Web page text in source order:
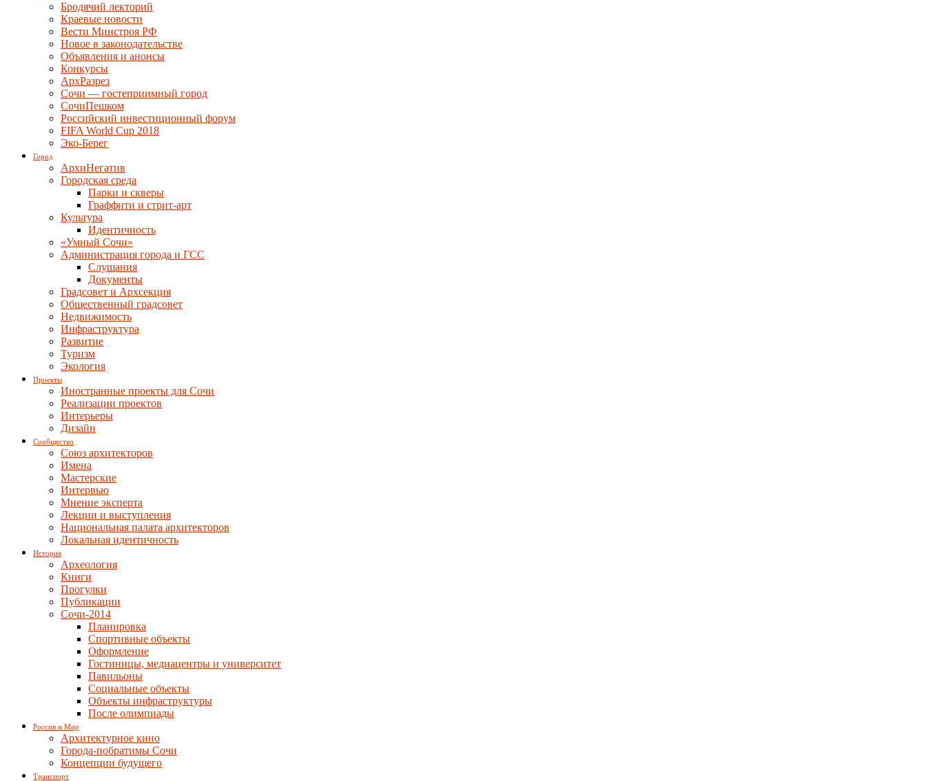
Бродячий лекторий
Краевые новости
Вести Минстроя РФ
Новое в законодательстве
Объявления и анонсы
Конкурсы
АрхРазрез
Сочи — гостеприимный город
СочиПешком
Российский инвестиционный форум
FIFA World Cup 2018
Эко-Берег
Город
АрхиНегатив
Городская среда
Парки и скверы
Граффити и стрит-арт
Культура
Идентичность
«Умный Сочи»
Администрация города и ГСС
Слушания
Документы
Градсовет и Архсекция
Общественный градсовет
Недвижимость
Инфраструктура
Развитие
Туризм
Экология
Проекты
Иностранные проекты для Сочи
Реализации проектов
Интерьеры
Дизайн
Сообщество
Союз архитекторов
Имена
Мастерские
Интервью
Мнение эксперта
Лекции и выступления
Национальная палата архитекторов
Локальная идентичность
История
Археология
Книги
Прогулки
Публикации
Сочи-2014
Планировка
Спортивные объекты
Оформление
Гостиницы, медиацентры и университет
Павильоны
Социальные объекты
Объекты инфраструктуры
После олимпиады
Россия и Мир
Архитектурное кино
Города-побратимы Сочи
Концепции будущего
Транспорт